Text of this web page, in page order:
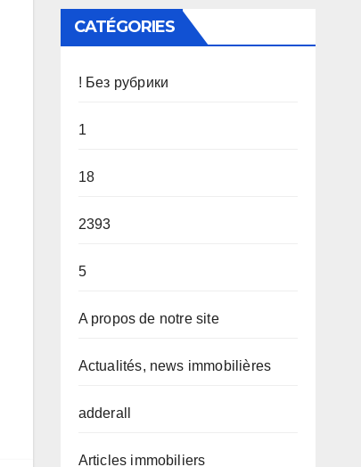
CATÉGORIES
! Без рубрики
1
18
2393
5
A propos de notre site
Actualités, news immobilières
adderall
Articles immobiliers